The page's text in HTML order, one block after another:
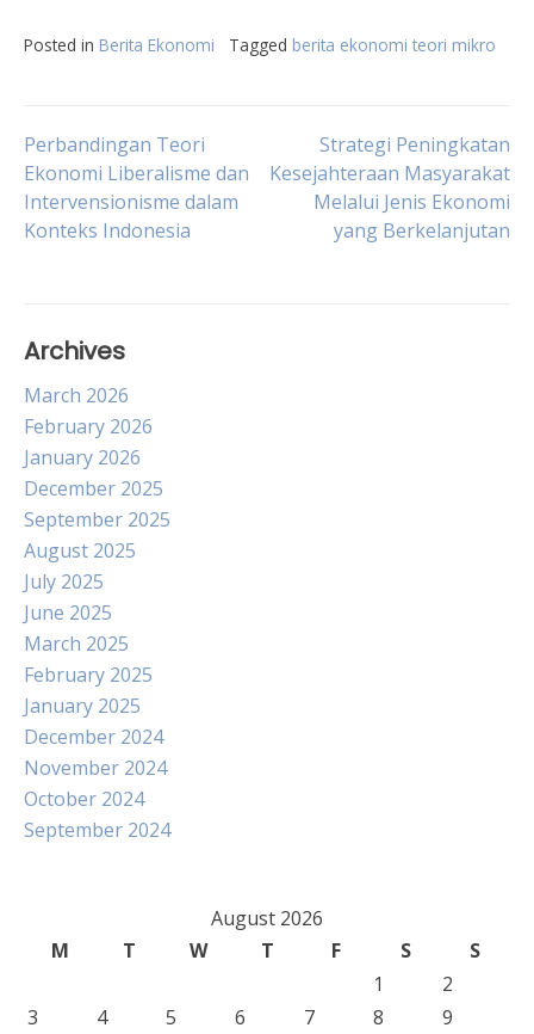
Posted in Berita Ekonomi Tagged berita ekonomi teori mikro
Post
navigation
Perbandingan Teori
Ekonomi Liberalisme dan
Intervensionisme dalam
Konteks Indonesia
Strategi Peningkatan
Kesejahteraan Masyarakat
Melalui Jenis Ekonomi
yang Berkelanjutan
Archives
March 2026
February 2026
January 2026
December 2025
September 2025
August 2025
July 2025
June 2025
March 2025
February 2025
January 2025
December 2024
November 2024
October 2024
September 2024
August 2026
M
T W T F S
S
1
2
3
4 5 6 7 8 9